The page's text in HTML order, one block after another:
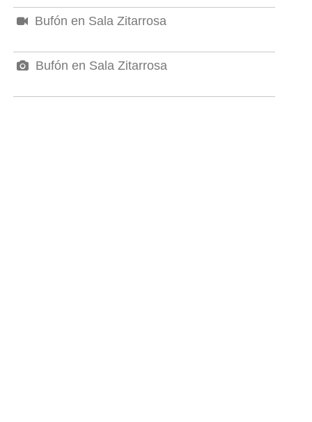
Bufón en Sala Zitarrosa
Bufón en Sala Zitarrosa